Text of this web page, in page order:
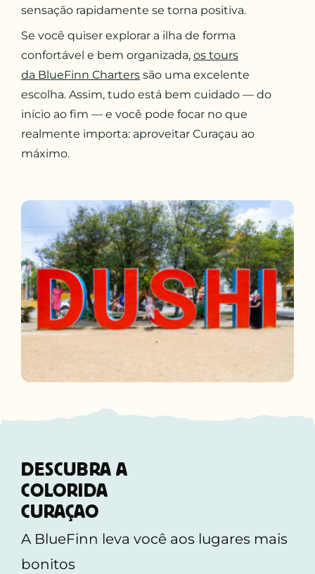
sensação rapidamente se torna positiva.
Se você quiser explorar a ilha de forma
confortável e bem organizada, os tours
da BlueFinn Charters são uma excelente
escolha. Assim, tudo está bem cuidado — do
início ao fim — e você pode focar no que
realmente importa: aproveitar Curaçau ao
máximo.
DESCUBRA A
COLORIDA
CURAÇAO
A BlueFinn leva você aos lugares mais
bonitos